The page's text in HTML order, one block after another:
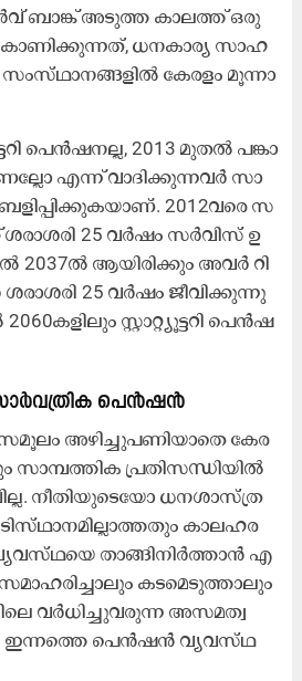
ബാ​ങ്ക് അ​ടു​ത്ത കാ​ല​ത്ത് ഒ​രു
ധ​ന​കാ​ര്യ സാ​ഹ​
കേ​ര​ളം മൂ​ന്നാ​
പെ​ൻ​ഷ​ന​ല്ല, 2013 മു​ത​ൽ പ​ങ്കാ​
എ​ന്ന് വാ​ദി​ക്കു​ന്ന​വ​ർ സാ​
2012വ​രെ സ​
25 വ​ർ​ഷം സ​ർ​വി​സ്​ ഉ​
2037ൽ ​ആ​യി​രി​ക്കും അ​വ​ർ റി​
25 വ​ർ​ഷം ജീ​വി​ക്കു​ന്നു
സ്റ്റാ​റ്റ്യൂ​ട്ട​റി പെ​ൻ​ഷ​
പെ​ൻ​ഷ​ൻ
അ​ഴി​ച്ചു​പ​ണി​യാ​തെ കേ​ര​
സാ​മ്പ​ത്തി​ക പ്ര​തി​സ​ന്ധി​യി​ൽ​
നീ​തി​യു​ടെ​യോ ധ​ന​ശാ​സ്​​ത്ര
കാ​ല​ഹ​ര​
താ​ങ്ങി​നി​ർ​ത്താ​ൻ എ​
സ​മാ​ഹ​രി​ച്ചാ​ലും ക​ട​മെ​ടു​ത്താ​ലും
വ​ർ​ധി​ച്ചു​വ​രു​ന്ന അ​സ​മ​ത്വ​
ഇ​ന്ന​ത്തെ പെ​ൻ​ഷ​ൻ വ്യ​വ​സ്​​ഥ​